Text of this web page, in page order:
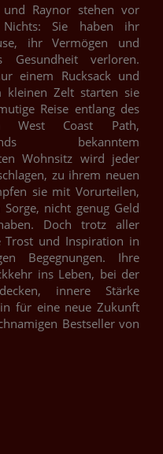
Raynor stehen vor
Sie haben ihr
ihr Vermögen und
Gesundheit verloren.
einem Rucksack und
kleinen Zelt starten sie
Reise entlang des
West Coast Path,
bekanntem
Wohnsitz wird jeder
zu ihrem neuen
sie mit Vorurteilen,
nicht genug Geld
Doch trotz aller
Trost und Inspiration in
Begegnungen. Ihre
ins Leben, bei der
innere Stärke
für eine neue Zukunft
Bestseller von